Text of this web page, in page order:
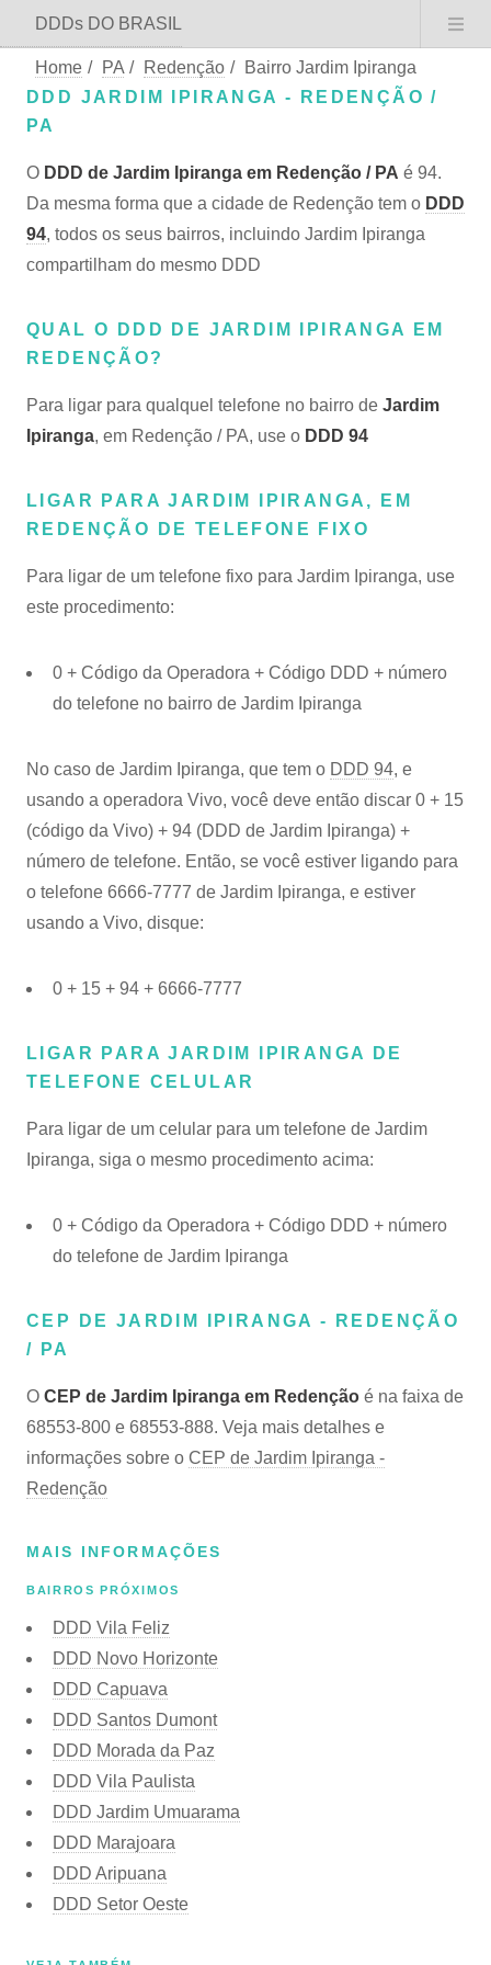
DDDs DO BRASIL
Home / PA / Redenção /
Bairro Jardim Ipiranga
DDD JARDIM IPIRANGA - REDENÇÃO /
PA
O DDD de Jardim Ipiranga em Redenção / PA é 94.
Da mesma forma que a cidade de Redenção tem o DDD
94, todos os seus bairros, incluindo Jardim Ipiranga
compartilham do mesmo DDD
QUAL O DDD DE JARDIM IPIRANGA EM
REDENÇÃO?
Para ligar para qualquel telefone no bairro de Jardim
Ipiranga, em Redenção / PA, use o DDD 94
LIGAR PARA JARDIM IPIRANGA, EM
REDENÇÃO DE TELEFONE FIXO
Para ligar de um telefone fixo para Jardim Ipiranga, use
este procedimento:
0 + Código da Operadora + Código DDD + número
do telefone no bairro de Jardim Ipiranga
No caso de Jardim Ipiranga, que tem o DDD 94, e
usando a operadora Vivo, você deve então discar 0 + 15
(código da Vivo) + 94 (DDD de Jardim Ipiranga) +
número de telefone. Então, se você estiver ligando para
o telefone 6666-7777 de Jardim Ipiranga, e estiver
usando a Vivo, disque:
0 + 15 + 94 + 6666-7777
LIGAR PARA JARDIM IPIRANGA DE
TELEFONE CELULAR
Para ligar de um celular para um telefone de Jardim
Ipiranga, siga o mesmo procedimento acima:
0 + Código da Operadora + Código DDD + número
do telefone de Jardim Ipiranga
CEP DE JARDIM IPIRANGA - REDENÇÃO
/ PA
O CEP de Jardim Ipiranga em Redenção é na faixa de
68553-800 e 68553-888. Veja mais detalhes e
informações sobre o CEP de Jardim Ipiranga -
Redenção
MAIS INFORMAÇÕES
BAIRROS PRÓXIMOS
DDD Vila Feliz
DDD Novo Horizonte
DDD Capuava
DDD Santos Dumont
DDD Morada da Paz
DDD Vila Paulista
DDD Jardim Umuarama
DDD Marajoara
DDD Aripuana
DDD Setor Oeste